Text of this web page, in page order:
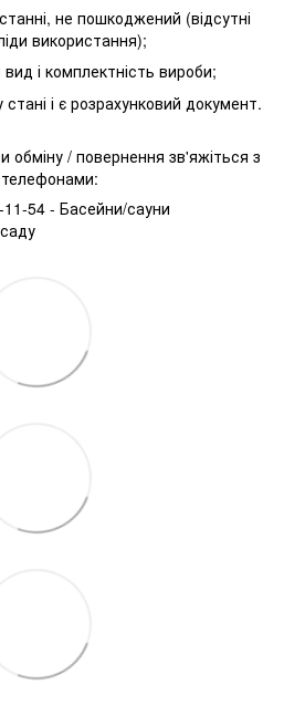
не пошкоджений (відсутні
використання);
і комплектність вироби;
і є розрахунковий документ.
обміну / повернення зв'яжіться з
54 - Басейни/сауни